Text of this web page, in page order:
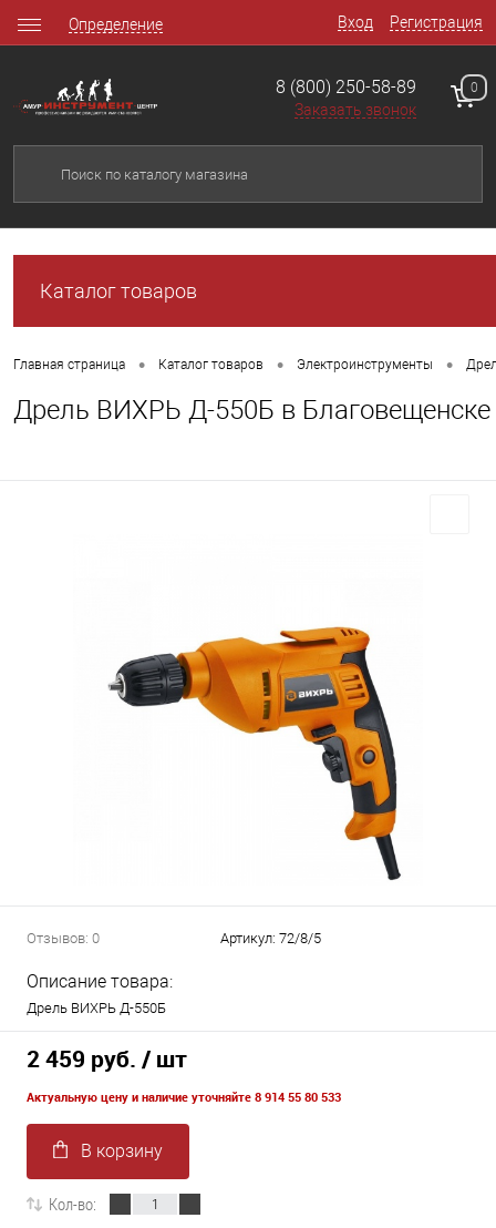
Вход Регистрация
Определение
8 (800) 250-58-89
Заказать звонок
0
Каталог товаров
Главная страница • Каталог товаров • Электроинструменты •
Дрель ВИХРЬ Д-550Б в Благовещенске
Отзывов: 0 Артикул: 72/8/5
Описание товара:
Дрель ВИХРЬ Д-550Б
2 459 руб. / шт
Актуальную цену и наличие уточняйте 8 914 55 80 533
В корзину
Кол-во: